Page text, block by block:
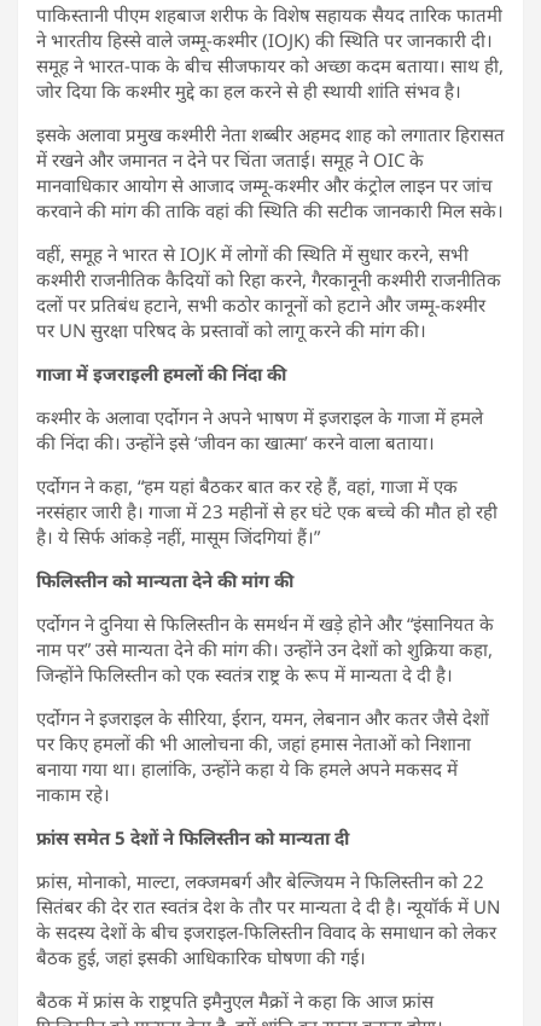
पाकिस्तानी पीएम शहबाज शरीफ के विशेष सहायक सैयद तारिक फातमी
ने भारतीय हिस्से वाले जम्मू-कश्मीर (IOJK) की स्थिति पर जानकारी दी।
समूह ने भारत-पाक के बीच सीजफायर को अच्छा कदम बताया। साथ ही,
जोर दिया कि कश्मीर मुद्दे का हल करने से ही स्थायी शांति संभव है।
इसके अलावा प्रमुख कश्मीरी नेता शब्बीर अहमद शाह को लगातार हिरासत
में रखने और जमानत न देने पर चिंता जताई। समूह ने OIC के
मानवाधिकार आयोग से आजाद जम्मू-कश्मीर और कंट्रोल लाइन पर जांच
करवाने की मांग की ताकि वहां की स्थिति की सटीक जानकारी मिल सके।
वहीं, समूह ने भारत से IOJK में लोगों की स्थिति में सुधार करने, सभी
कश्मीरी राजनीतिक कैदियों को रिहा करने, गैरकानूनी कश्मीरी राजनीतिक
दलों पर प्रतिबंध हटाने, सभी कठोर कानूनों को हटाने और जम्मू-कश्मीर
पर UN सुरक्षा परिषद के प्रस्तावों को लागू करने की मांग की।
गाजा में इजराइली हमलों की निंदा की
कश्मीर के अलावा एर्दोगन ने अपने भाषण में इजराइल के गाजा में हमले
की निंदा की। उन्होंने इसे ‘जीवन का खात्मा’ करने वाला बताया।
एर्दोगन ने कहा, “हम यहां बैठकर बात कर रहे हैं, वहां, गाजा में एक
नरसंहार जारी है। गाजा में 23 महीनों से हर घंटे एक बच्चे की मौत हो रही
है। ये सिर्फ आंकड़े नहीं, मासूम जिंदगियां हैं।”
फिलिस्तीन को मान्यता देने की मांग की
एर्दोगन ने दुनिया से फिलिस्तीन के समर्थन में खड़े होने और “इंसानियत के
नाम पर” उसे मान्यता देने की मांग की। उन्होंने उन देशों को शुक्रिया कहा,
जिन्होंने फिलिस्तीन को एक स्वतंत्र राष्ट्र के रूप में मान्यता दे दी है।
एर्दोगन ने इजराइल के सीरिया, ईरान, यमन, लेबनान और कतर जैसे देशों
पर किए हमलों की भी आलोचना की, जहां हमास नेताओं को निशाना
बनाया गया था। हालांकि, उन्होंने कहा ये कि हमले अपने मकसद में
नाकाम रहे।
फ्रांस समेत 5 देशों नेफिलिस्तीन को मान्यता दी
फ्रांस, मोनाको, माल्टा, लक्जमबर्ग और बेल्जियम ने फिलिस्तीन को 22
सितंबर की देर रात स्वतंत्र देश के तौर पर मान्यता दे दी है। न्यूयॉर्क में UN
के सदस्य देशों के बीच इजराइल-फिलिस्तीन विवाद के समाधान को लेकर
बैठक हुई, जहां इसकी आधिकारिक घोषणा की गई।
बैठक में फ्रांस के राष्ट्रपति इमैनुएल मैक्रों ने कहा कि आज फ्रांस